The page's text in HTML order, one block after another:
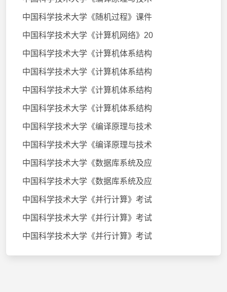
中国科学技术大学《随机过程》课件
中国科学技术大学《计算机网络》20
中国科学技术大学《计算机体系结构
中国科学技术大学《计算机体系结构
中国科学技术大学《计算机体系结构
中国科学技术大学《计算机体系结构
中国科学技术大学《编译原理与技术
中国科学技术大学《编译原理与技术
中国科学技术大学《数据库系统及应
中国科学技术大学《数据库系统及应
中国科学技术大学《并行计算》考试
中国科学技术大学《并行计算》考试
中国科学技术大学《并行计算》考试